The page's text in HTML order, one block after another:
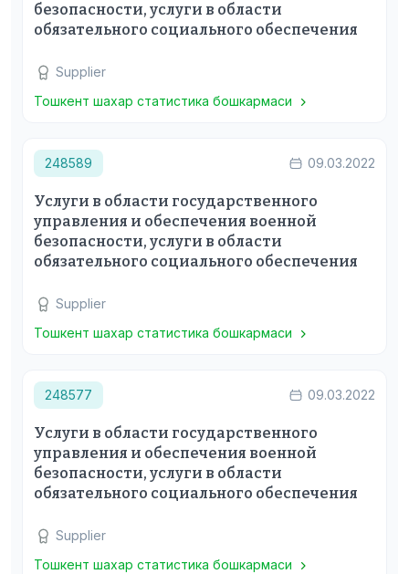
безопасности, услуги в области
обязательного социального обеспечения
Supplier
Тошкент шахар статистика бошкармаси
248589 09.03.2022
Услуги в области государственного
управления и обеспечения военной
безопасности, услуги в области
обязательного социального обеспечения
Supplier
Тошкент шахар статистика бошкармаси
248577 09.03.2022
Услуги в области государственного
управления и обеспечения военной
безопасности, услуги в области
обязательного социального обеспечения
Supplier
Тошкент шахар статистика бошкармаси